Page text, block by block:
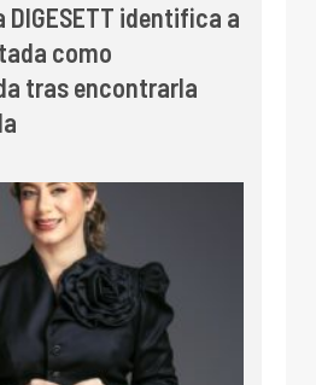
DIGESETT identifica a
como
tras encontrarla